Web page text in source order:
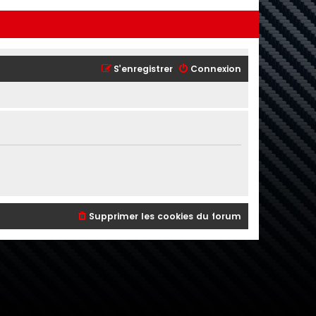
Connexion
S’enregistrer
Supprimer les cookies du forum